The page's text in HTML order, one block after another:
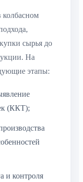
сырья до
На
этапы:
(ККТ);
и контроля